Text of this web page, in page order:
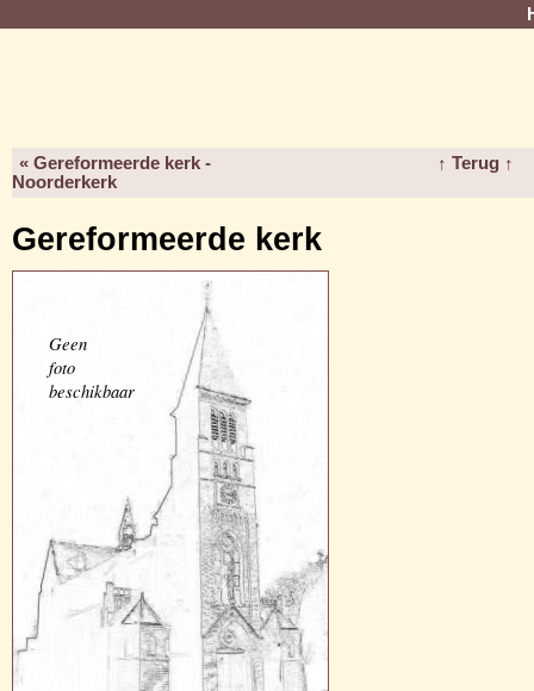
« Gereformeerde kerk -
Noorderkerk
↑ Terug ↑
Gereformeerde kerk
Geen
foto
beschikbaar